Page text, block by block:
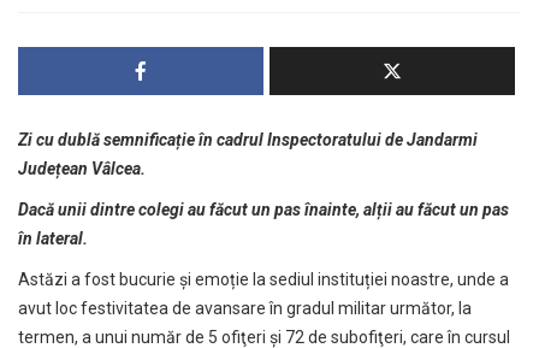
Zi cu dublă semnificație în cadrul Inspectoratului de Jandarmi
Județean Vâlcea.
Dacă unii dintre colegi au făcut un pas înainte, alții au făcut un pas
în lateral.
Astăzi a fost bucurie și emoție la sediul instituției noastre, unde a
avut loc festivitatea de avansare în gradul militar următor, la
termen, a unui număr de 5 ofiţeri şi 72 de subofiţeri, care în cursul